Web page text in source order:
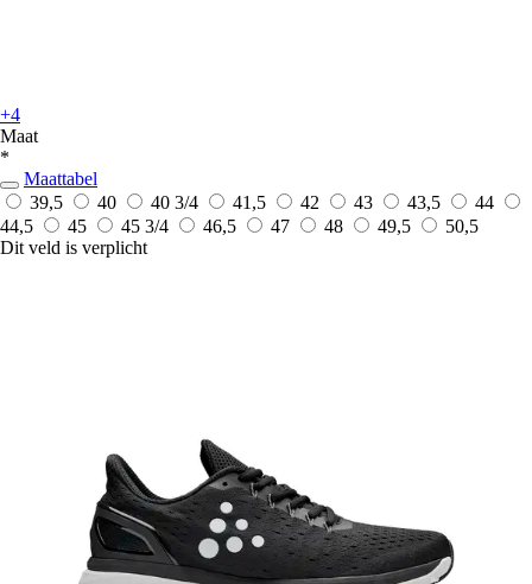
+4
Maat
*
Maattabel
39,5
40 40 3/4 41,5 42 43 43,5
44
44,5
45 45 3/4 46,5 47 48 49,5
50,5
Dit veld is verplicht